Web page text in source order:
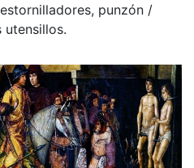
punzón /
utensillos.